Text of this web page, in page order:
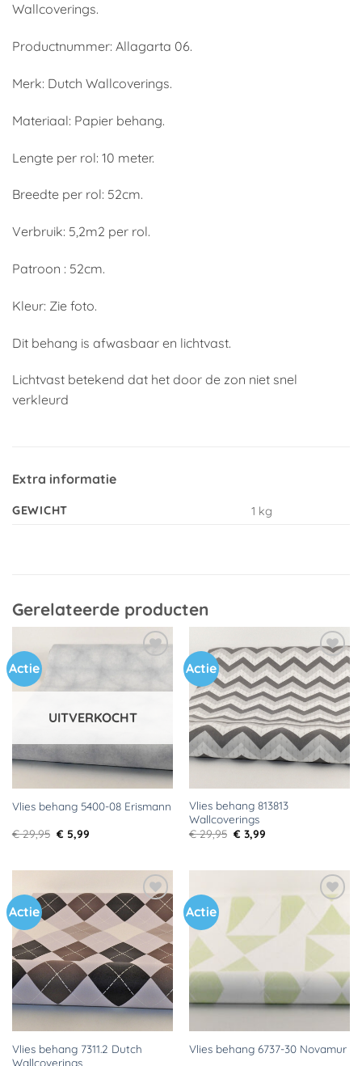
Wallcoverings.
Productnummer: Allagarta 06.
Merk: Dutch Wallcoverings.
Materiaal: Papier behang.
Lengte per rol: 10 meter.
Breedte per rol: 52cm.
Verbruik: 5,2m2 per rol.
Patroon : 52cm.
Kleur: Zie foto.
Dit behang is afwasbaar en lichtvast.
Lichtvast betekend dat het door de zon niet snel
verkleurd
Extra informatie
GEWICHT 1 kg
Gerelateerde producten
Actie
Toevoegen
verlanglijst
UITVERKOCHT
Vlies behang 5400-08 Erismann
€29,95 Oorspronkelijke
prijs
€ 5,99Huidige
Actie
Toevoegen
aan
verlanglijst
Vlies behang 813813
Wallcoverings
€29,95 Oorspronkelijke
prijs
€ 3,99Huidige
Actie
Toevoegen
verlanglijst
Vlies behang 7311.2 Dutch
Wallcoverings
Actie
Toevoegen
aan
verlanglijst
Vlies behang 6737-30 Novamur